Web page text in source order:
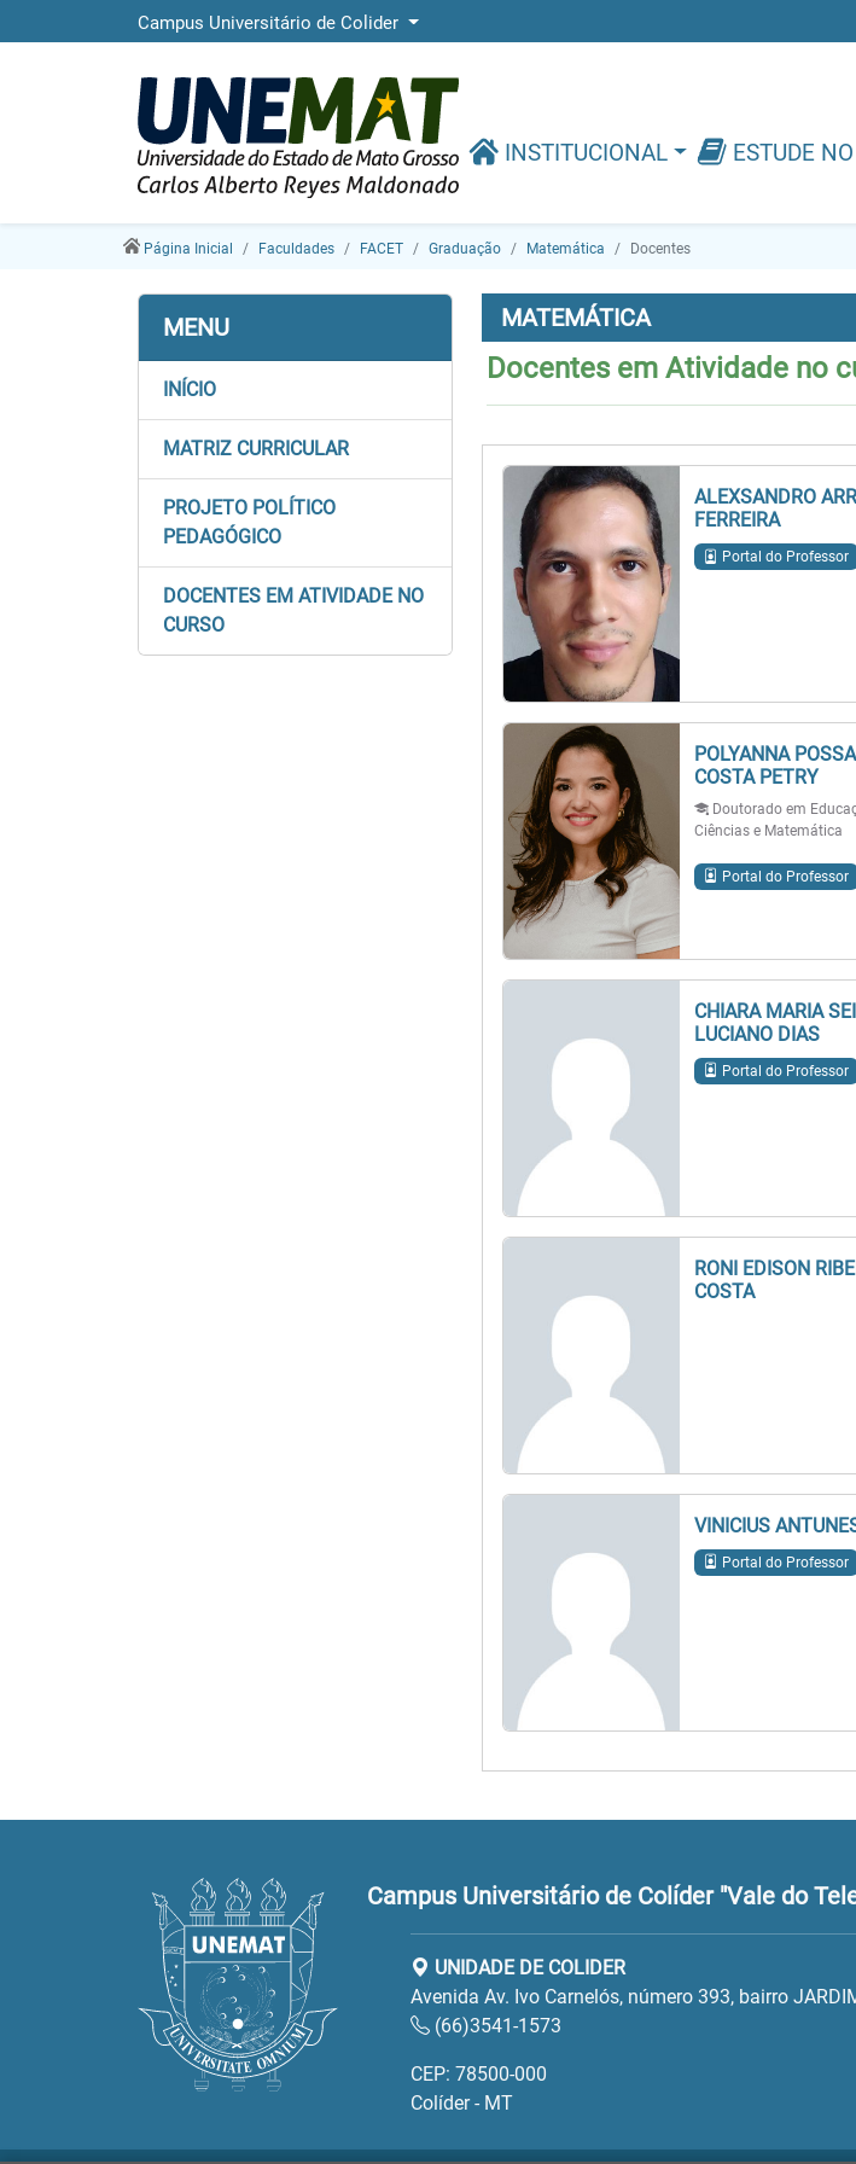
Campus Universitário de Colider
INSTITUCIONAL
ESTUDE
Página Inicial Faculdades FACET Graduação Matemática Docentes
MENU
INÍCIO
MATRIZ CURRICULAR
PROJETO POLÍTICO
PEDAGÓGICO
DOCENTES EM ATIVIDADE NO
CURSO
MATEMÁTICA
Docentes em Atividade no
ALEXSANDRO
FERREIRA
Portal do Professor
POLYANNA
COSTA PETRY
Doutorado em
Ciências e Matemática
Portal do Professor
CHIARA MARIA
LUCIANO DIAS
Portal do Professor
RONI EDISON
COSTA
VINICIUS
Portal do Professor
Campus Universitário de Colíder "Vale do
UNIDADE DE COLIDER
Avenida Av. Ivo Carnelós, número 393, bairro
(66)3541-1573
CEP: 78500-000
Colíder - MT